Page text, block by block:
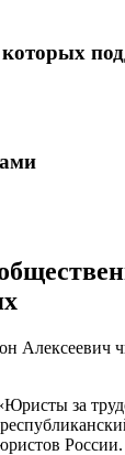
Алексеевич
за
России.